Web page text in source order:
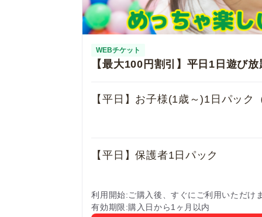
WEBチケット
【最大100円割引】平日1日遊び
【平日】お子様(1歳～)1日パック
【平日】保護者1日パック
利用開始 ご購入後、すぐにご利用いただけ
有効期限 購入日から1ヶ月以内